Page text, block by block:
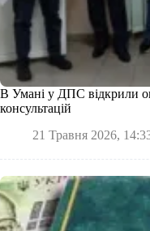
В Умані у ДПС відкрили
консультацій
21 Травня 2026,